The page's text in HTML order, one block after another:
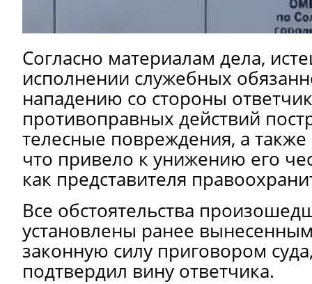
Согласно материалам дела,
исполнении служебных
нападению со стороны
противоправных действий
телесные повреждения, а
что привело к унижению его
как представителя
Все обстоятельства
установлены ранее
законную силу приговором
подтвердил вину ответчика.